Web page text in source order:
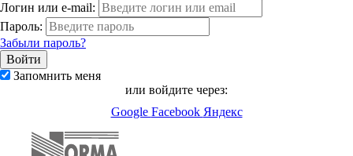
Логин или e-mail:
Пароль:
Забыли пароль?
Запомнить меня
или войдите через:
Google Facebook Яндекс